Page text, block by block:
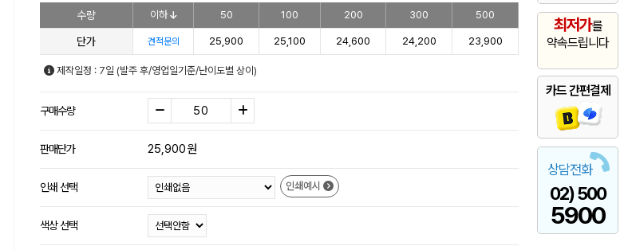
최저가를
약속드립니다
카드 간편결제
상담전화
02) 500
5900
수량 이하 50 100 200 300 500
단가 견적문의 25,900 25,100 24,600 24,200 23,900
제작일정 : 7일 (발주 후/영업일기준/난이도별 상이)
구매수량
판매단가 25,900원
인쇄 선택 인쇄예시
색상 선택